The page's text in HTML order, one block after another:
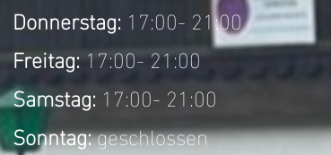
Donnerstag: 17:00- 21:00
Freitag:17:00- 21:00
Samstag:17:00- 21:00
Sonntag:geschlossen